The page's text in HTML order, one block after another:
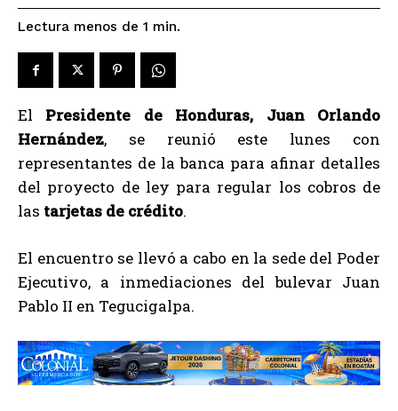
Lectura menos de 1 min.
El Presidente de Honduras, Juan Orlando
Hernández, se reunió este lunes con
representantes de la banca para afinar detalles
del proyecto de ley para regular los cobros de
las tarjetas de crédito.
El encuentro se llevó a cabo en la sede del Poder
Ejecutivo, a inmediaciones del bulevar Juan
Pablo II en Tegucigalpa.